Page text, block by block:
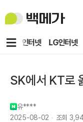
백
메
KT인터넷 LG인터넷
메
SK에서 KT로
유****
2025-08-02
조회